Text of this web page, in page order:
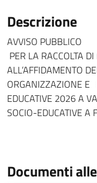
Descrizione
AVVISO PUBBLICO
PER LA RACCOLTA
ALL’AFFIDAMENTO
ORGANIZZAZIONE E
EDUCATIVE 2026 A
SOCIO-EDUCATIVE
Documenti